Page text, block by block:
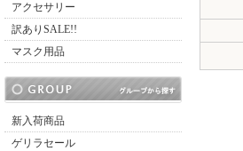
アクセサリー
訳ありSALE!!
マスク用品
新入荷商品
ゲリラセール